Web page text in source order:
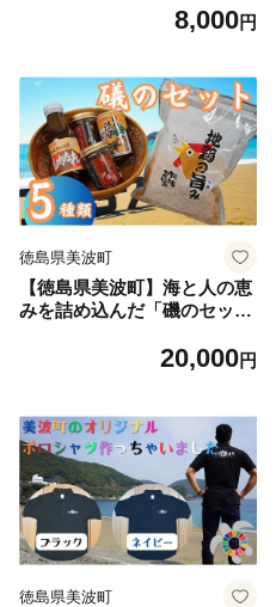
8,000円
徳島県美波町
【徳島県美波町】海と人の恵
みを詰め込んだ「磯のセッ
20,000円
徳島県美波町